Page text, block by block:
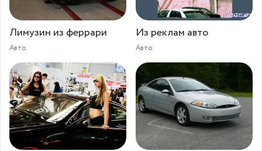
Лимузин из феррари
Авто
Из реклам авто
Авто